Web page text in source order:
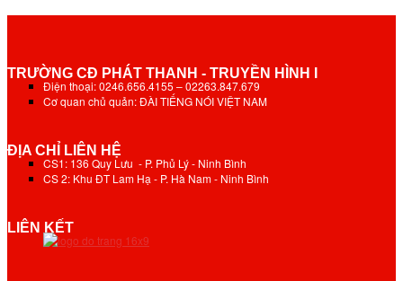
TRƯỜNG CĐ PHÁT THANH - TRUYỀN HÌNH I
Điện thoại: 0246.656.4155 – 02263.847.679
Cơ quan chủ quản: ĐÀI TIẾNG NÓI VIỆT NAM
ĐỊA CHỈ LIÊN HỆ
CS1: 136 Quy Lưu - P. Phủ Lý - Ninh Bình
CS 2: Khu ĐT Lam Hạ - P. Hà Nam - Ninh Bình
LIÊN KẾT